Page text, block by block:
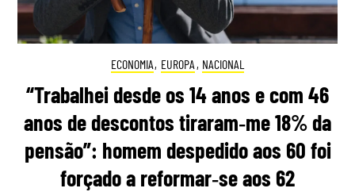
ECONOMIA, EUROPA , NACIONAL
“Trabalhei desde os 14 anos e com 46
anos de descontos tiraram‑me 18% da
pensão”: homem despedido aos 60 foi
forçado a reformar‑se aos 62